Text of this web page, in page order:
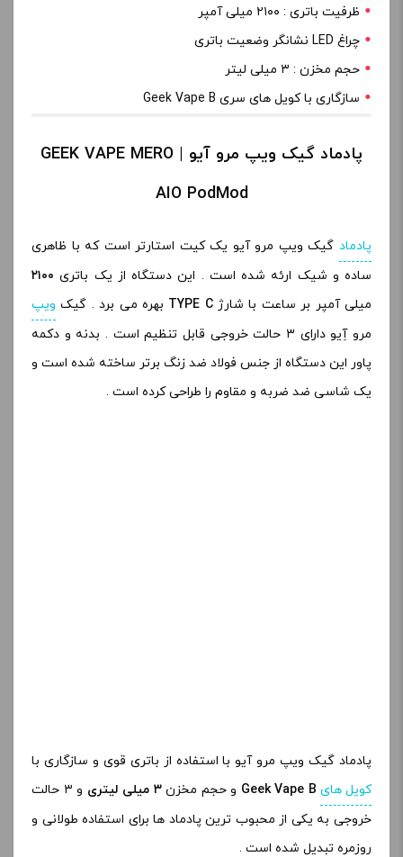
ظرفیت باتری : ۲۱۰۰ میلی آمپر
چراغ LED نشانگر وضعیت باتری
حجم مخزن : ۳ میلی لیتر
سازگاری با کویل های سری Geek Vape B
پادماد گیک ویپ مرو آیو | GEEK VAPE MERO
AIO PodMod
پادماد گیک ویپ مرو آیو یک کیت استارتر است که با ظاهری
ساده و شیک ارئه شده است . این دستگاه از یک باتری ۲۱۰۰
میلی آمپر بر ساعت با شارژTYPE C بهره می برد . گیک ویپ
مرو آِیو دارای ۳ حالت خروجی قابل تنظیم است . بدنه و دکمه
پاور این دستگاه از جنس فولاد ضد زنگ برتر ساخته شده است و
یک شاسی ضد ضربه و مقاوم را طراحی کرده است .
پادماد گیک ویپ مرو آیو با استفاده از باتری قوی و سازگاری با
کویل های Geek Vape B و حجم مخزن۳ میلی لیتری
و ۳ حالت
خروجی به یکی از محبوب ترین پادماد ها برای استفاده طولانی و
روزمره تبدیل شده است .